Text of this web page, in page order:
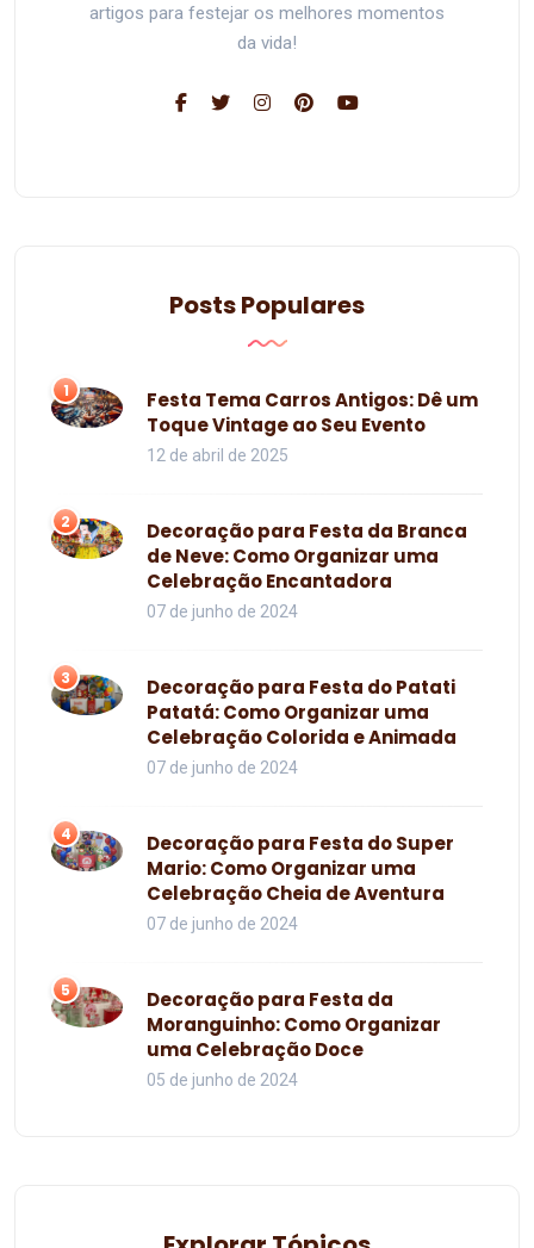
artigos para festejar os melhores momentos
da vida!
Posts Populares
1
Festa Tema Carros Antigos: Dê um
Toque Vintage ao Seu Evento
12 de abril de 2025
2
Decoração para Festa da Branca
de Neve: Como Organizar uma
Celebração Encantadora
07 de junho de 2024
3
Decoração para Festa do Patati
Patatá: Como Organizar uma
Celebração Colorida e Animada
07 de junho de 2024
4
Decoração para Festa do Super
Mario: Como Organizar uma
Celebração Cheia de Aventura
07 de junho de 2024
5
Decoração para Festa da
Moranguinho: Como Organizar
uma Celebração Doce
05 de junho de 2024